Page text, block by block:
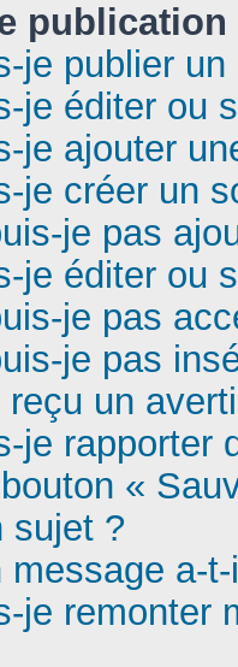
publication
je publier
je éditer ou
je ajouter
je créer un
je pas
je éditer ou
je pas
je pas
reçu un
je rapporter
«
sujet ?
a-
je remonter